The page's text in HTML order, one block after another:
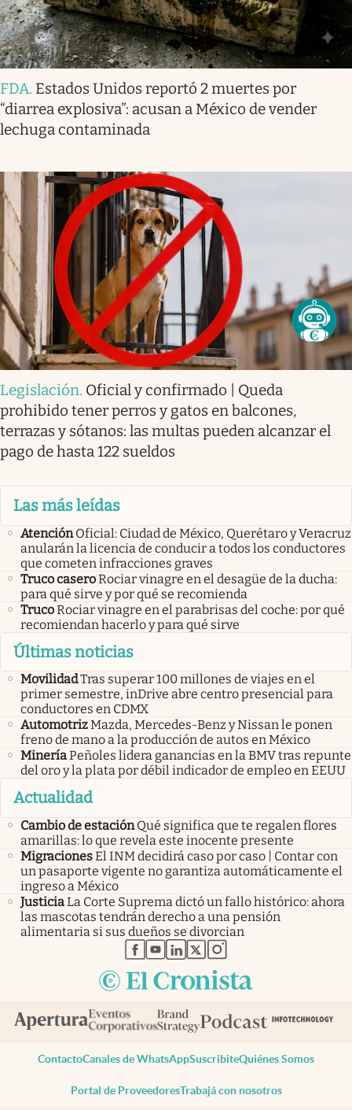
FDA. Estados Unidos reportó 2 muertes por
“diarrea explosiva”: acusan a México de vender
lechuga contaminada
Legislación. Oficial y confirmado | Queda
prohibido tener perros y gatos en balcones,
terrazas y sótanos: las multas pueden alcanzar el
pago de hasta 122 sueldos
Las más leídas
Atención Oficial: Ciudad de México, Querétaro y Veracruz
anularán la licencia de conducir a todos los conductores
que cometen infracciones graves
Truco caseroRociar vinagre en el desagüe de la ducha:
para qué sirve y por qué se recomienda
TrucoRociar vinagre en el parabrisas del coche: por qué
recomiendan hacerlo y para qué sirve
Últimas noticias
MovilidadTras superar 100 millones de viajes en el
primer semestre, inDrive abre centro presencial para
conductores en CDMX
AutomotrizMazda, Mercedes-Benz y Nissan le ponen
freno de mano a la producción de autos en México
MineríaPeñoles lidera ganancias en la BMV tras repunte
del oro y la plata por débil indicador de empleo en EEUU
Actualidad
Cambio de estación Qué significa que te regalen flores
amarillas: lo que revela este inocente presente
MigracionesEl INM decidirá caso por caso | Contar con
un pasaporte vigente no garantiza automáticamente el
ingreso a México
JusticiaLa Corte Suprema dictó un fallo histórico: ahora
las mascotas tendrán derecho a una pensión
alimentaria si sus dueños se divorcian
abre en nueva pestaña
abre en nueva pestaña
abre en nueva pestaña
abre en nueva pestaña
abre en nueva pestaña
ContactoCanales de WhatsAppSuscribiteQuiénes Somos
Portal de ProveedoresTrabajá con nosotros